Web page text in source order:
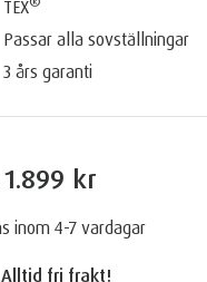
TEX
Passar alla sovställningar
3 års garanti
1.899 kr
inom 4-7 vardagar
Alltid fri frakt!